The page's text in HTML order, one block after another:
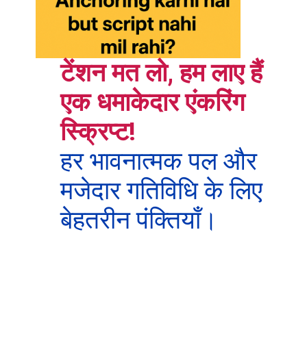
टेंशन मत लो, हम लाए हैं
एक धमाकेदार एंकरिंग
स्क्रिप्ट!
हर भावनात्मक पल और
मजेदार गतिविधि के लिए
बेहतरीन पंक्तियाँ।